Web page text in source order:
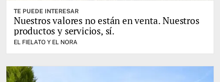
TE PUEDE INTERESAR
Nuestros valores no están en venta. Nuestros
productos y servicios, sí.
EL FIELATO Y EL NORA